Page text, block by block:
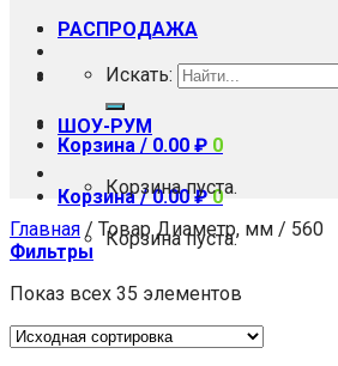
РАСПРОДАЖА
ШОУ-РУМ
Корзина /0.00₽ 0
Корзина пуста.
Искать:
Корзина / 0.00 ₽ 0
Корзина пуста.
Главная / Товар Диаметр, мм / 560
Фильтры
Показ всех 35 элементов